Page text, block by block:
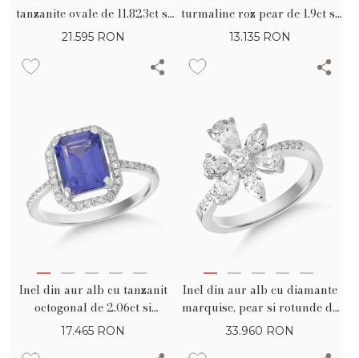
tanzanite ovale de 11.823ct si
diamante de 0.234ct
21.595 RON
turmaline roz pear de 1.9ct si
diamante de 0.29ct
13.135 RON
Inel din aur alb cu tanzanit
octogonal de 2.06ct si
diamante de 0.2ct
17.465 RON
Inel din aur alb cu diamante
marquise, pear si rotunde de
1.37ct
33.960 RON